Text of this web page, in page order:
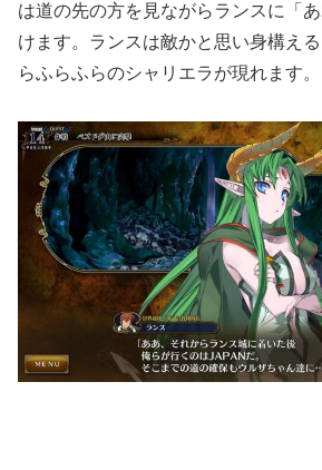
は道の先の方を見ながらランスに「
けます。ランスは敵かと思い身構え
らふらふらのシャリエラが現れます。